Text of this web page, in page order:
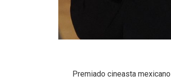
Premiado cineasta